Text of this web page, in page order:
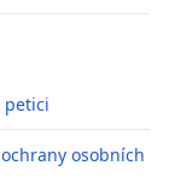
petici
osobních